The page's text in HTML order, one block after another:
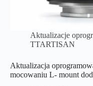
Aktualizacje
TTARTISAN
Aktualizacja
mocowaniu L- mount